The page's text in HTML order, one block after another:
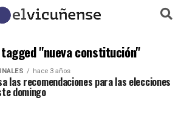
"nueva constitución"
hace 3 años
las recomendaciones para las elecciones
domingo